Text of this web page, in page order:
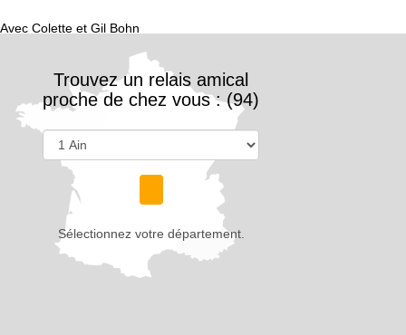
Avec Colette et Gil Bohn
Trouvez un relais amical
proche de chez vous : (94)
Sélectionnez votre département.